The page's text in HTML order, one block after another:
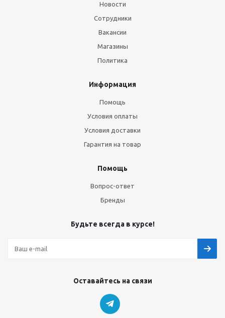
Новости
Сотрудники
Вакансии
Магазины
Политика
Информация
Помощь
Условия оплаты
Условия доставки
Гарантия на товар
Помощь
Вопрос-ответ
Бренды
Будьте всегда в курсе!
Оставайтесь на связи